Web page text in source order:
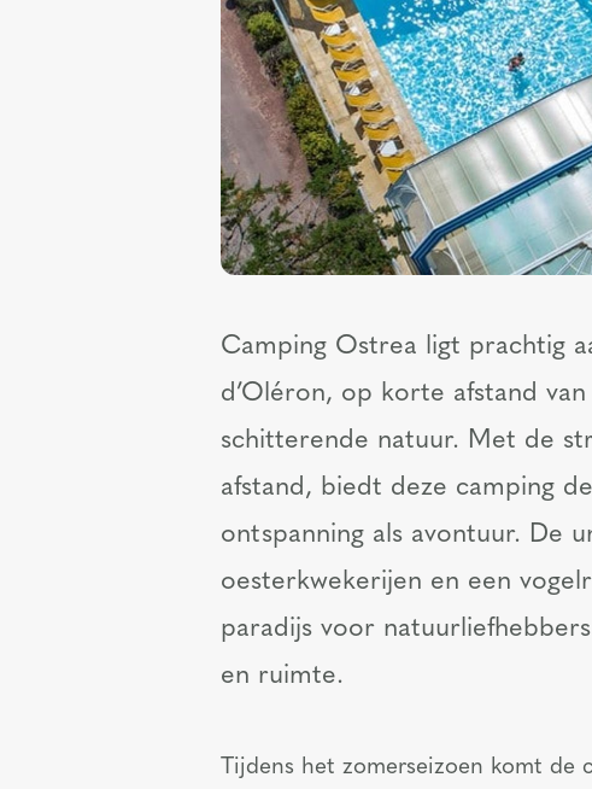
Camping Ostrea ligt prachtig
d’Oléron, op korte afstand
schitterende natuur. Met de
afstand, biedt deze camping
ontspanning als avontuur. De
oesterkwekerijen en een
paradijs voor
en ruimte.
Tijdens het zomerseizoen komt